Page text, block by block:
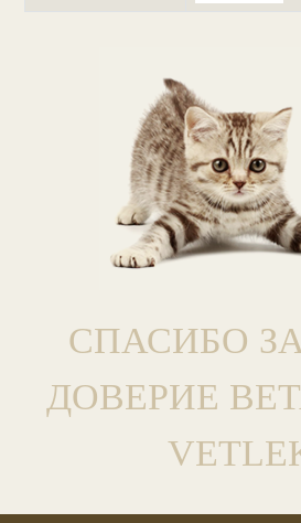
СПАСИБО
ДОВЕРИЕ